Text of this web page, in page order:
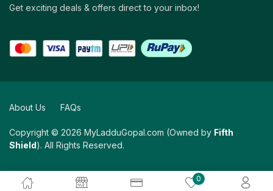
0
Get exciting deals & offers direct to your inbox!
Copyright © 2026 MyLadduGopal.com (Owned by Fifth
Shield). All Rights Reserved.
About Us FAQs